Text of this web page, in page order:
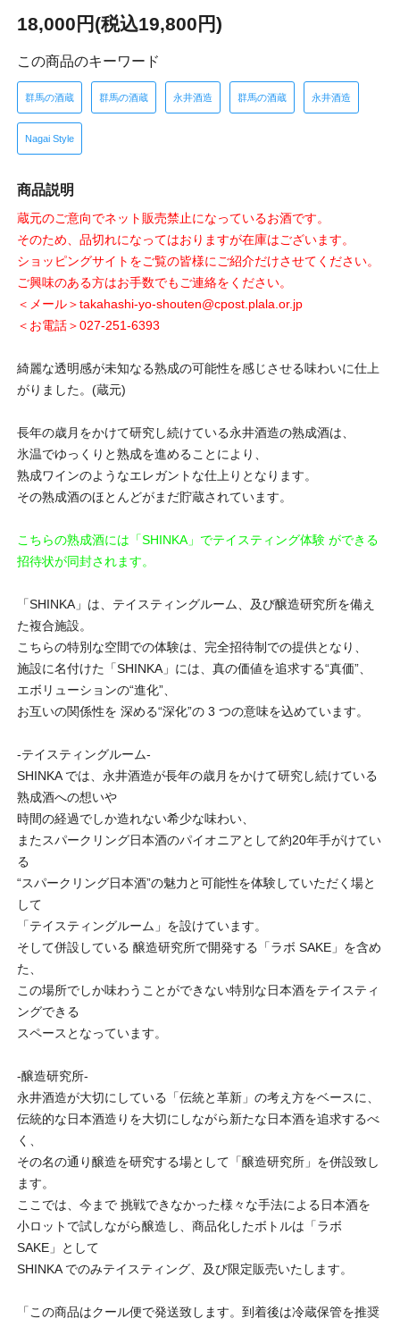
18,000円(税込19,800円)
この商品のキーワード
群馬の酒蔵 群馬の酒蔵 永井酒造 群馬の酒蔵 永井酒造
Nagai Style
商品説明
蔵元のご意向でネット販売禁止になっているお酒です。
そのため、品切れになってはおりますが在庫はございます。
ショッピングサイトをご覧の皆様にご紹介だけさせてください。
ご興味のある方はお手数でもご連絡をください。
＜メール＞takahashi-yo-shouten@cpost.plala.or.jp
＜お電話＞027-251-6393
綺麗な透明感が未知なる熟成の可能性を感じさせる味わいに仕上
がりました。(蔵元)
長年の歳月をかけて研究し続けている永井酒造の熟成酒は、
氷温でゆっくりと熟成を進めることにより、
熟成ワインのようなエレガントな仕上りとなります。
その熟成酒のほとんどがまだ貯蔵されています。
こちらの熟成酒には「SHINKA」でテイスティング体験 ができる
招待状が同封されます。
「SHINKA」は、テイスティングルーム、及び醸造研究所を備え
た複合施設。
こちらの特別な空間での体験は、完全招待制での提供となり、
施設に名付けた「SHINKA」には、真の価値を追求する“真価”、
エボリューションの“進化”、
お互いの関係性を 深める“深化”の 3 つの意味を込めています。
-テイスティングルーム-
SHINKA では、永井酒造が長年の歳月をかけて研究し続けている
熟成酒への想いや
時間の経過でしか造れない希少な味わい、
またスパークリング日本酒のパイオニアとして約20年手がけてい
る
“スパークリング日本酒”の魅力と可能性を体験していただく場と
して
「テイスティングルーム」を設けています。
そして併設している 醸造研究所で開発する「ラボ SAKE」を含め
た、
この場所でしか味わうことができない特別な日本酒をテイスティ
ングできる
スペースとなっています。
-醸造研究所-
永井酒造が大切にしている「伝統と革新」の考え方をベースに、
伝統的な日本酒造りを大切にしながら新たな日本酒を追求するべ
く、
その名の通り醸造を研究する場として「醸造研究所」を併設致し
ます。
ここでは、今まで 挑戦できなかった様々な手法による日本酒を
小ロットで試しながら醸造し、商品化したボトルは「ラボ
SAKE」として
SHINKA でのみテイスティング、及び限定販売いたします。
「この商品はクール便で発送致します。到着後は冷蔵保管を推奨